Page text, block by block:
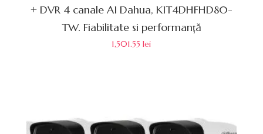
+ DVR 4 canale AI Dahua, KIT4DHFHD80-
TW. Fiabilitate si performanță
1,501.55lei